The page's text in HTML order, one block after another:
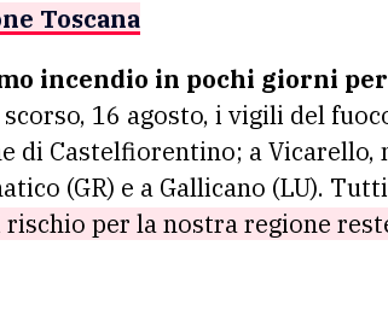
Toscana
incendio in pochi giorni per
16 agosto, i vigili del
di Castelfiorentino; a
(GR) e a Gallicano (LU).
rischio per la nostra regione